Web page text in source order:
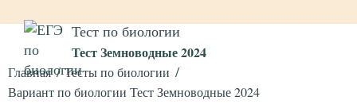
Тест по биологии
Тест Земноводные 2024
Главная
Тесты по биологии
Вариант по биологии Тест Земноводные 2024